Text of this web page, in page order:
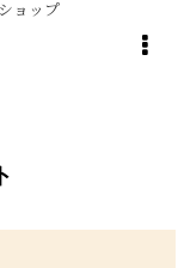
ョップ